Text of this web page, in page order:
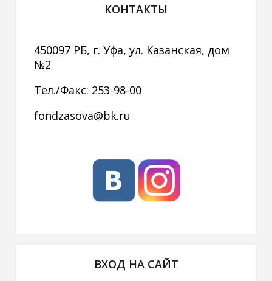
КОНТАКТЫ
450097 РБ, г. Уфа, ул. Казанская, дом
№2
Тел./Факс: 253-98-00
fondzasova@bk.ru
ВХОД НА САЙТ